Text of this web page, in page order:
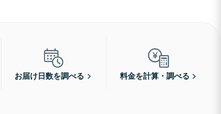
お届け日数を調べる 料金を計算・調べる